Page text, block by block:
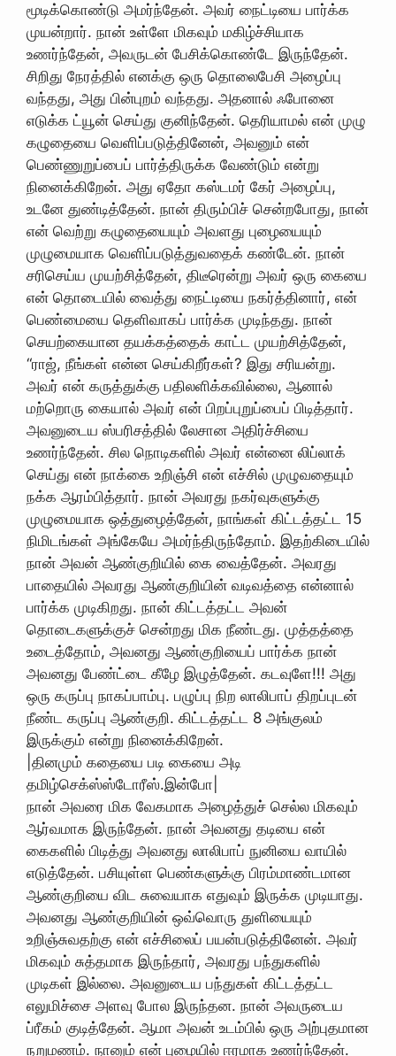
மூடிக்கொண்டு அமர்ந்தேன். அவர் நைட்டியை பார்க்க
முயன்றார். நான் உள்ளே மிகவும் மகிழ்ச்சியாக
உணர்ந்தேன், அவருடன் பேசிக்கொண்டே இருந்தேன்.
சிறிது நேரத்தில் எனக்கு ஒரு தொலைபேசி அழைப்பு
வந்தது, அது பின்புறம் வந்தது. அதனால் ஃபோனை
எடுக்க ட்யூன் செய்து குனிந்தேன். தெரியாமல் என் முழு
கழுதையை வெளிப்படுத்தினேன், அவனும் என்
பெண்ணுறுப்பைப் பார்த்திருக்க வேண்டும் என்று
நினைக்கிறேன். அது ஏதோ கஸ்டமர் கேர் அழைப்பு,
உடனே துண்டித்தேன். நான் திரும்பிச் சென்றபோது, ​​நான்
என் வெற்று கழுதையையும் அவளது புழையையும்
முழுமையாக வெளிப்படுத்துவதைக் கண்டேன். நான்
சரிசெய்ய முயற்சித்தேன், திடீரென்று அவர் ஒரு கையை
என் தொடையில் வைத்து நைட்டியை நகர்த்தினார், என்
பெண்மையை தெளிவாகப் பார்க்க முடிந்தது. நான்
செயற்கையான தயக்கத்தைக் காட்ட முயற்சித்தேன்,
“ராஜ், நீங்கள் என்ன செய்கிறீர்கள்? இது சரியன்று.
அவர் என் கருத்துக்கு பதிலளிக்கவில்லை, ஆனால்
மற்றொரு கையால் அவர் என் பிறப்புறுப்பைப் பிடித்தார்.
அவனுடைய ஸ்பரிசத்தில் லேசான அதிர்ச்சியை
உணர்ந்தேன். சில நொடிகளில் அவர் என்னை லிப்லாக்
செய்து என் நாக்கை உறிஞ்சி என் எச்சில் முழுவதையும்
நக்க ஆரம்பித்தார். நான் அவரது நகர்வுகளுக்கு
முழுமையாக ஒத்துழைத்தேன், நாங்கள் கிட்டத்தட்ட 15
நிமிடங்கள் அங்கேயே அமர்ந்திருந்தோம். இதற்கிடையில்
நான் அவன் ஆண்குறியில் கை வைத்தேன். அவரது
பாதையில் அவரது ஆண்குறியின் வடிவத்தை என்னால்
பார்க்க முடிகிறது. நான் கிட்டத்தட்ட அவன்
தொடைகளுக்குச் சென்றது மிக நீண்டது. முத்தத்தை
உடைத்தோம், அவனது ஆண்குறியைப் பார்க்க நான்
அவனது பேண்ட்டை கீழே இழுத்தேன். கடவுளே!!! அது
ஒரு கருப்பு நாகப்பாம்பு. பழுப்பு நிற லாலிபாப் திறப்புடன்
நீண்ட கருப்பு ஆண்குறி. கிட்டத்தட்ட 8 அங்குலம்
இருக்கும் என்று நினைக்கிறேன்.
|தினமும் கதையை படி கையை அடி
தமிழ்செக்ஸ்ஸ்டோரீஸ்.இன்போ|
நான் அவரை மிக வேகமாக அழைத்துச் செல்ல மிகவும்
ஆர்வமாக இருந்தேன். நான் அவனது தடியை என்
கைகளில் பிடித்து அவனது லாலிபாப் நுனியை வாயில்
எடுத்தேன். பசியுள்ள பெண்களுக்கு பிரம்மாண்டமான
ஆண்குறியை விட சுவையாக எதுவும் இருக்க முடியாது.
அவனது ஆண்குறியின் ஒவ்வொரு துளியையும்
உறிஞ்சுவதற்கு என் எச்சிலைப் பயன்படுத்தினேன். அவர்
மிகவும் சுத்தமாக இருந்தார், அவரது பந்துகளில்
முடிகள் இல்லை. அவனுடைய பந்துகள் கிட்டத்தட்ட
எலுமிச்சை அளவு போல இருந்தன. நான் அவருடைய
ப்ரீகம் குடித்தேன். ஆமா அவன் உடம்பில் ஒரு அற்புதமான
நறுமணம். நானும் என் புழையில் ஈரமாக உணர்ந்தேன்.